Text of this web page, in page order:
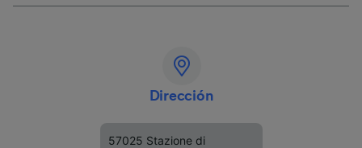
Dirección
57025 Stazione di